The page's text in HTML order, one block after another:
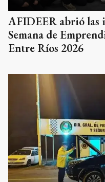
AFIDEER abrió las
Semana de
Entre Ríos 2026